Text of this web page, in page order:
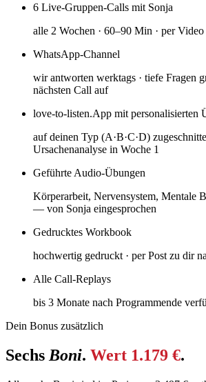
6 Live-Gruppen-Calls mit Sonja
alle 2 Wochen · 60–90 Min · per Video
WhatsApp-Channel
wir antworten werktags · tiefe Fragen
nächsten Call auf
love-to-listen.App mit personalisierten
auf deinen Typ (A·B·C·D)
Ursachenanalyse in Woche 1
Geführte Audio-Übungen
Körperarbeit, Nervensystem, Mentale
— von Sonja eingesprochen
Gedrucktes Workbook
hochwertig gedruckt · per Post zu dir
Alle Call-Replays
bis 3 Monate nach Programmende
Dein Bonus zusätzlich
Sechs Boni. Wert 1.179 €.